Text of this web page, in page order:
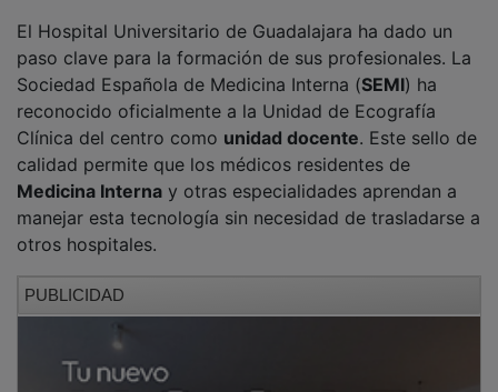
paso clave para la formación de sus profesionales. La
Sociedad Española de Medicina Interna ( SEMI) ha
reconocido oficialmente a la Unidad de Ecografía
Clínica del centro como unidad docente. Este sello de
calidad permite que los médicos residentes de
Medicina Internay otras especialidades aprendan a
manejar esta tecnología sin necesidad de trasladarse a
otros hospitales.
Hasta ahora, muchos especialistas en formación tenían
que rotar por centros externos para perfeccionar el
uso de los ultrasonidos. Con esta acreditación, el